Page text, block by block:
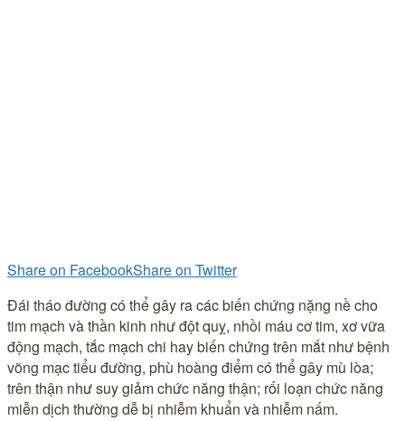
Share on FacebookShare on Twitter
Đái tháo đường có thể gây ra các biến chứng nặng nề cho
tim mạch và thần kinh như đột quỵ, nhồi máu cơ tim, xơ vữa
động mạch, tắc mạch chi hay biến chứng trên mắt như bệnh
võng mạc tiểu đường, phù hoàng điểm có thể gây mù lòa;
trên thận như suy giảm chức năng thận; rối loạn chức năng
miễn dịch thường dễ bị nhiễm khuẩn và nhiễm nấm.